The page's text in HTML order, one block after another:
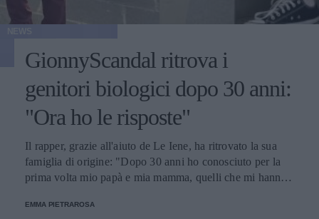
GionnyScandal ritrova i
genitori biologici dopo 30 anni:
"Ora ho le risposte"
Il rapper, grazie all'aiuto de Le Iene, ha ritrovato la sua
famiglia di origine: "Dopo 30 anni ho conosciuto per la
prima volta mio papà e mia mamma, quelli che mi hanno
EMMA PIETRAROSA